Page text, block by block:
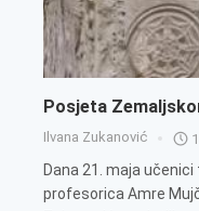
Posjeta
Ilvana Zukanović
Dana 21. maja
profesorica Amre